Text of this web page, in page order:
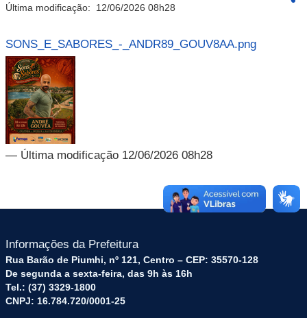
Última modificação: 12/06/2026 08h28
SONS_E_SABORES_-_ANDR89_GOUV8AA.png
— Última modificação 12/06/2026 08h28
Informações da Prefeitura
Rua Barão de Piumhi, nº 121, Centro – CEP: 35570-128
De segunda a sexta-feira, das 9h às 16h
Tel.: (37) 3329-1800
CNPJ: 16.784.720/0001-25